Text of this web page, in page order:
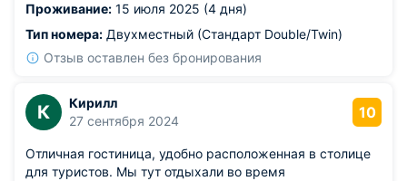
Проживание: 15 июля 2025 (4 дня)
Тип номера: Двухместный (Стандарт Double/Twin)
Отзыв оставлен без бронирования
К
Кирилл
27 сентября 2024
10
Отличная гостиница, удобно расположенная в столице
для туристов. Мы тут отдыхали во время